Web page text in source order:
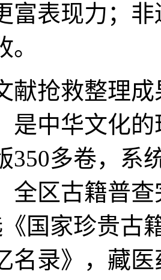
富表现力；
抢救整理成
是中华文化
350多卷，系
全区古籍普
国家珍贵古
名录》，藏